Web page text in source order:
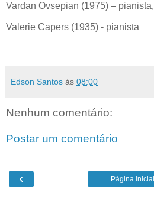
Vardan Ovsepian (1975) – pianista,
Valerie Capers (1935) - pianista
Edson Santos às 08:00
Nenhum comentário:
Postar um comentário
‹ Página inicial